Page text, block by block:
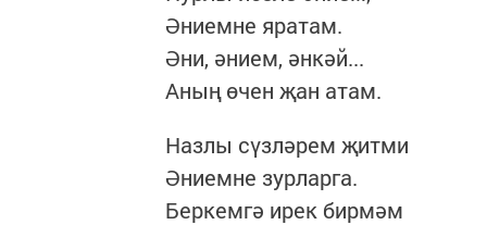
Әниемне яратам.
Әни, әнием, әнкәй...
Аның өчен җан атам.
Назлы сүзләрем җитми
Әниемне зурларга.
Беркемгә ирек бирмәм